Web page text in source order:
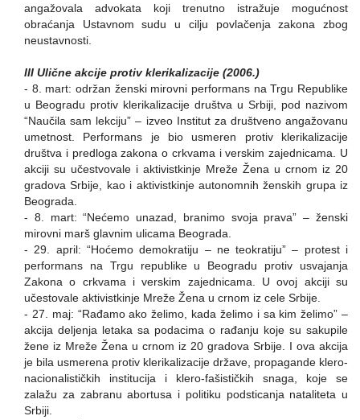
angažovala advokata koji trenutno istražuje mogućnost
obraćanja Ustavnom sudu u cilju povlačenja zakona zbog
neustavnosti.
III Ulične akcije protiv klerikalizacije (2006.)
- 8. mart: održan ženski mirovni performans na Trgu Republike
u Beogradu protiv klerikalizacije društva u Srbiji, pod nazivom
“Naučila sam lekciju” – izveo Institut za društveno angažovanu
umetnost. Performans je bio usmeren protiv klerikalizacije
društva i predloga zakona o crkvama i verskim zajednicama. U
akciji su učestvovale i aktivistkinje Mreže Žena u crnom iz 20
gradova Srbije, kao i aktivistkinje autonomnih ženskih grupa iz
Beograda.
- 8. mart: “Nećemo unazad, branimo svoja prava” – ženski
mirovni marš glavnim ulicama Beograda.
- 29. april: “Hoćemo demokratiju – ne teokratiju” – protest i
performans na Trgu republike u Beogradu protiv usvajanja
Zakona o crkvama i verskim zajednicama. U ovoj akciji su
učestovale aktivistkinje Mreže Žena u crnom iz cele Srbije.
- 27. maj: “Rađamo ako želimo, kada želimo i sa kim želimo” –
akcija deljenja letaka sa podacima o rađanju koje su sakupile
žene iz Mreže Žena u crnom iz 20 gradova Srbije. I ova akcija
je bila usmerena protiv klerikalizacije države, propagande klero-
nacionalističkih institucija i klero-fašističkih snaga, koje se
zalažu za zabranu abortusa i politiku podsticanja nataliteta u
Srbiji.